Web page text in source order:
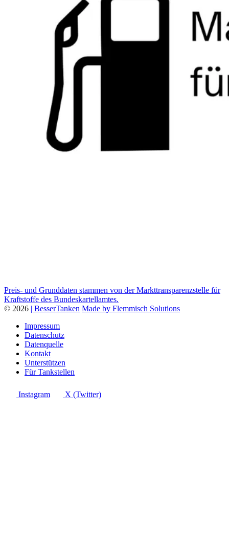
Preis- und Grunddaten stammen von der Markttransparenzstelle für
Kraftstoffe des Bundeskartellamtes.
© 2026 | BesserTanken Made by Flemmisch Solutions
Impressum
Datenschutz
Datenquelle
Kontakt
Unterstützen
Für Tankstellen
Instagram X (Twitter)